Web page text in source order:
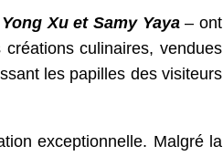
Xu et Samy Yaya– ont
culinaires, vendues
les papilles des visiteurs
exceptionnelle. Malgré la